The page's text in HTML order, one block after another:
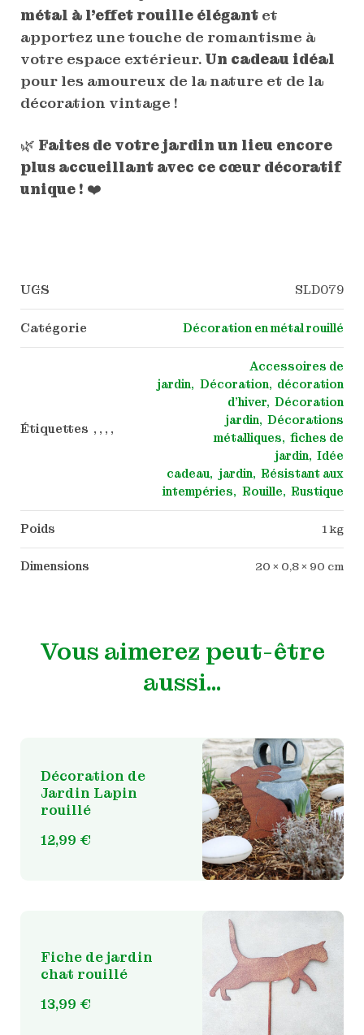
métal à l’effet rouille élégantet
apportez une touche de romantisme à
votre espace extérieur. Un cadeau idéal
pour les amoureux de la nature et de la
décoration vintage !
🌿 Faites de votre jardin un lieu encore
plus accueillant avec ce cœur décoratif
unique ! ❤️
UGS SLD079
Catégorie Décoration en métal rouillé
Étiquettes , , , ,
Accessoires de
jardin
Décoration
décoration
d'hiver Décoration
jardin Décorations
métalliques
fiches de
jardin Idée
cadeau
jardin Résistant aux
intempéries
Rouille Rustique
Poids 1 kg
Dimensions 20 × 0,8 × 90 cm
Vous aimerez peut-être
aussi…
Décoration de
Jardin Lapin
rouillé
12,99 €
Fiche de jardin
chat rouillé
13,99 €